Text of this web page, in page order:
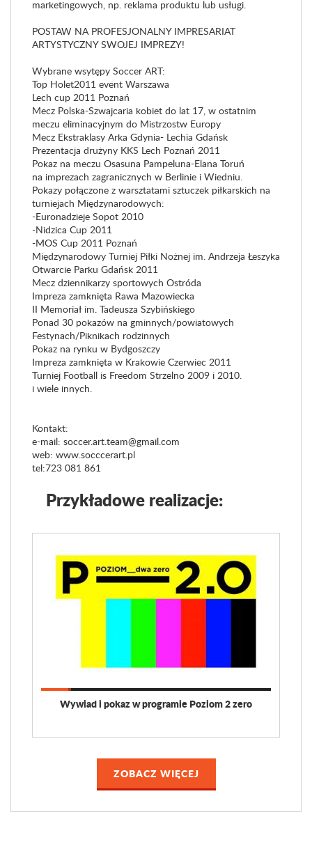
marketingowych, np. reklama produktu lub usługi.
POSTAW NA PROFESJONALNY IMPRESARIAT
ARTYSTYCZNY SWOJEJ IMPREZY!
Wybrane wsytępy Soccer ART:
Top Holet2011 event Warszawa
Lech cup 2011 Poznań
Mecz Polska-Szwajcaria kobiet do lat 17, w ostatnim
meczu eliminacyjnym do Mistrzostw Europy
Mecz Ekstraklasy Arka Gdynia- Lechia Gdańsk
Prezentacja drużyny KKS Lech Poznań 2011
Pokaz na meczu Osasuna Pampeluna-Elana Toruń
na imprezach zagranicznych w Berlinie i Wiedniu.
Pokazy połączone z warsztatami sztuczek piłkarskich na
turniejach Międzynarodowych:
-Euronadzieje Sopot 2010
-Nidzica Cup 2011
-MOS Cup 2011 Poznań
Międzynarodowy Turniej Piłki Nożnej im. Andrzeja Łeszyka
Otwarcie Parku Gdańsk 2011
Mecz dziennikarzy sportowych Ostróda
Impreza zamknięta Rawa Mazowiecka
II Memoriał im. Tadeusza Szybińskiego
Ponad 30 pokazów na gminnych/powiatowych
Festynach/Piknikach rodzinnych
Pokaz na rynku w Bydgoszczy
Impreza zamknięta w Krakowie Czerwiec 2011
Turniej Football is Freedom Strzelno 2009 i 2010.
i wiele innych.
Kontakt:
e-mail: soccer.art.team@gmail.com
web: www.socccerart.pl
tel:723 081 861
Przykładowe realizacje:
Wywiad i pokaz w programie Poziom 2 zero
ZOBACZ WIĘCEJ